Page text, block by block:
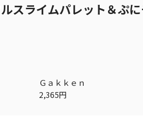
スライムパレット＆ぷ
Ｇａｋｋｅｎ
2,365円